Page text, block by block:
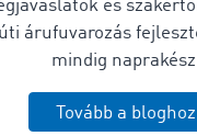
és
árufuvarozás
mindig
Tovább a bloghoz